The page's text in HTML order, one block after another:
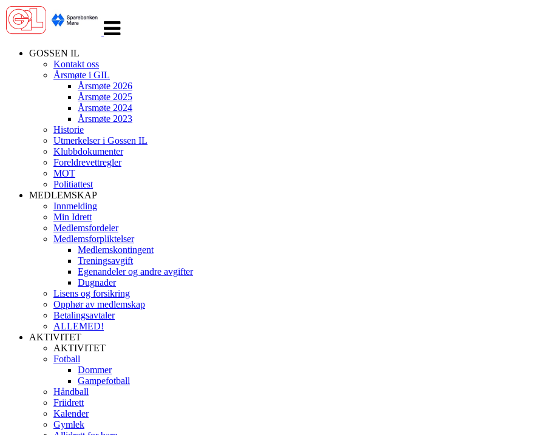
navigasjon
GOSSEN IL
Kontakt oss
Årsmøte i GIL
Årsmøte 2026
Årsmøte 2025
Årsmøte 2024
Årsmøte 2023
Historie
Utmerkelser i Gossen IL
Klubbdokumenter
Foreldrevettregler
MOT
Politiattest
MEDLEMSKAP
Innmelding
Min Idrett
Medlemsfordeler
Medlemsforpliktelser
Medlemskontingent
Treningsavgift
Egenandeler og andre avgifter
Dugnader
Lisens og forsikring
Opphør av medlemskap
Betalingsavtaler
ALLEMED!
AKTIVITET
AKTIVITET
Fotball
Dommer
Gampefotball
Håndball
Friidrett
Kalender
Gymlek